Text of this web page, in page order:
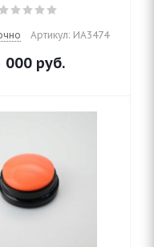
Артикул: ИА3474
000руб.